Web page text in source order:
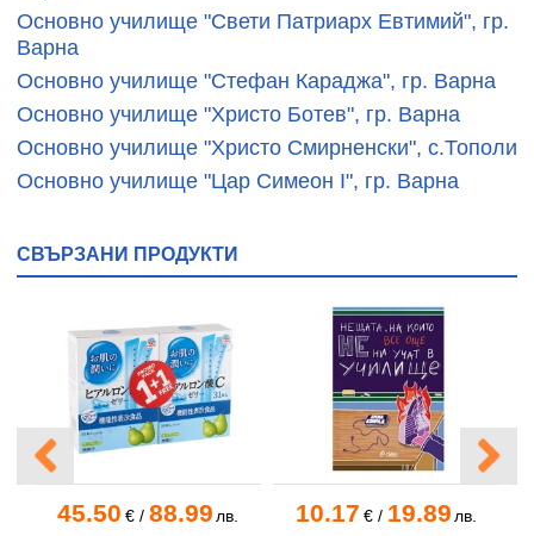
Основно училище "Свети Патриарх Евтимий", гр.
Варна
Основно училище "Стефан Караджа", гр. Варна
Основно училище "Христо Ботев", гр. Варна
Основно училище "Христо Смирненски", с.Тополи
Основно училище "Цар Симеон І", гр. Варна
СВЪРЗАНИ ПРОДУКТИ
45.50 €/ 88.99 лв. 10.17 €/ 19.89 лв.